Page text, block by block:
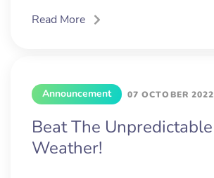
Read More
Announcement 07 OCTOBER 2022
Beat The Unpredictable
Weather!